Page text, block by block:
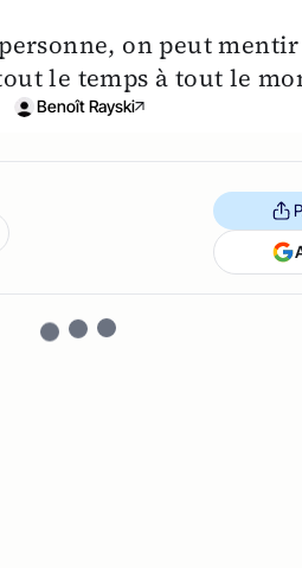
on peut
le temps à tout le
Benoît Rayski